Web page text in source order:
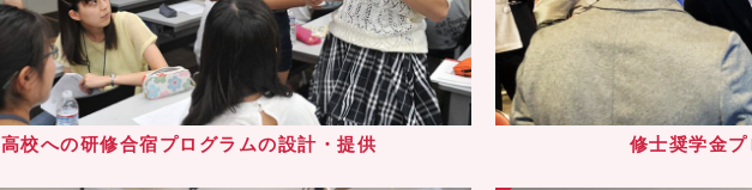
高校への研修合宿プログラムの設計・提供 修士奨学金